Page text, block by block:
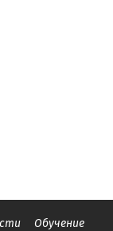
Обучение